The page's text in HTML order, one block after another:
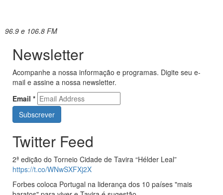
96.9 e 106.8 FM
Newsletter
Acompanhe a nossa informação e programas. Digite seu e-
mail e assine a nossa newsletter.
Email *
Twitter Feed
2ª edição do Torneio Cidade de Tavira “Hélder Leal”
https://t.co/WNwSXFXj2X
Forbes coloca Portugal na liderança dos 10 países "mais